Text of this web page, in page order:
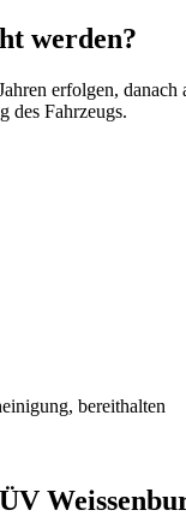
werden?
erfolgen,
des Fahrzeugs.
bereithalten